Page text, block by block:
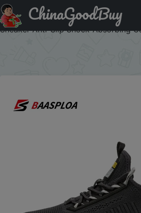
Купити на розпродажі Baasploa
Comfortable Knit Walking Shoes
Sneaker Anti-Slip Shock-Absorbing
ChinaGoodBuy